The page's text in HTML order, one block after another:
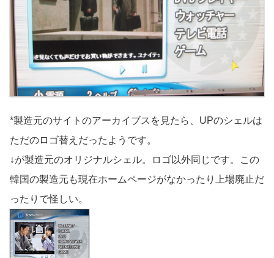
*製造元のサイトのアーカイブスを見たら、UPのシェルは
ただのロゴ替えだったようです。
↓が製造元のオリジナルシェル。ロゴ以外同じです。この
韓国の製造元も現在ホームページがなかったり上場廃止だ
ったりで怪しい。